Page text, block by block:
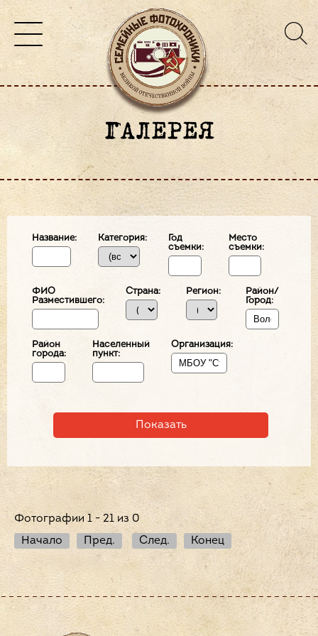
ГАЛЕРЕЯ
Название: Категория:
Год
съемки:
Место
съемки:
ФИО
Разместившего:
Страна: Регион:
Район/
Город:
Район
города:
Населенный
пункт:
Организация:
Фотографии 1 - 21 из 0
Начало
Пред. След. Конец